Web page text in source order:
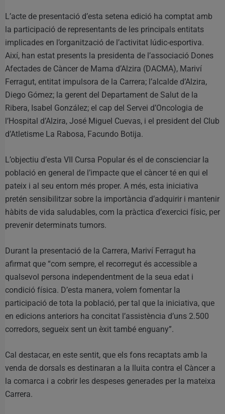
L’acte de presentació d’esta setena edició ha comptat amb
la participació de representants de les principals entitats
implicades en l’organització de l’activitat lúdic-esportiva.
Així, han estat presents la presidenta de l’associació Dones
Afectades de Càncer de Mama d’Alzira (DACMA), Mariví
Ferragut, entitat impulsora de la Carrera; l’alcalde d’Alzira,
Diego Gómez; la gerent del Departament de Salut de la
Ribera, Isabel González; el cap del Servei d’Oncologia de
l’Hospital d’Alzira, José Miguel Cuevas, i el president del Club
d’Atletisme La Rabosa, Facundo Botija.
L’objectiu d’esta VII Cursa Popular és el de conscienciar la
població en general de l’impacte que el càncer té en qui el
pateix i al seu entorn més proper. A més, esta iniciativa
pretén sensibilitzar sobre la importància d’adquirir i mantenir
hàbits de vida saludables, com la pràctica d’exercici físic, per
prevenir determinats tumors.
Durant la presentació de la Carrera, Mariví Ferragut ha
afirmat que “com sempre, el recorregut és accessible a
qualsevol persona independentment de la seua edat i
condició física. D’esta manera, volem fomentar la
participació de tota la població, per tal que la iniciativa, que
en edicions anteriors ha concitat l’assistència d’uns 2.500
corredors, segueix sent un èxit també enguany”.
Cal destacar, en este sentit, que els fons recaptats amb la
venda de dorsals es destinaran a la lluita contra el Càncer a
la comarca i a cobrir les despeses generades per la mateixa
Carrera.